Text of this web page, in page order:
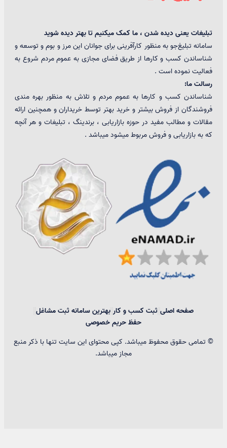
تبلیغات یعنی دیده شدن ، ما کمک میکنیم تا بهتر دیده شوید
سامانه تبلیغ‌جو به منظور کارآفرینی برای جوانان این مرز و بوم و توسعه و
شناساندن کسب و کارها از طریق فضای مجازی به عموم مردم شروع به
فعالیت نموده است .
رسالت ما:
شناساندن کسب و کارها به عموم مردم و تلاش به منظور بهره مندی
فروشندگان از فروش بیشتر و خرید بهتر توسط خریداران و همچنین ارائه
مقالات و مطالب مفید در حوزه بازاریابی ، برندینگ ، تبلیغات و هر آنچه
که به بازاریابی و فروش مربوط میشود میباشد .
صفحه اصلی ثبت کسب و کار بهترین سامانه ثبت مشاغل
حفظ حریم خصوصی
© تمامی حقوق محفوظ میباشد. کپی محتوای این سایت تنها با ذکر منبع
مجاز میباشد.